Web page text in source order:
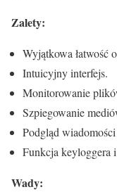
Zalety:
Wyjątkowa łatwość
Intuicyjny interfejs.
Monitorowanie
Szpiegowanie
Podgląd
Funkcja keyloggera
Wady: